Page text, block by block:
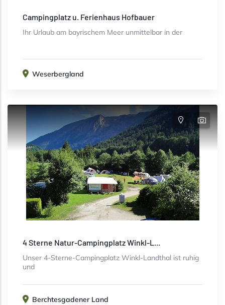
Campingplatz u. Ferienhaus Hofbauer
Ihr Urlaub am bayrischem Meer unmittelbar in der
Weserbergland
4 Sterne Natur-Campingplatz Winkl-L...
Unser 4-Sterne-Campingplatz Winkl-Landthal ist ruhig
und
Berchtesgadener Land